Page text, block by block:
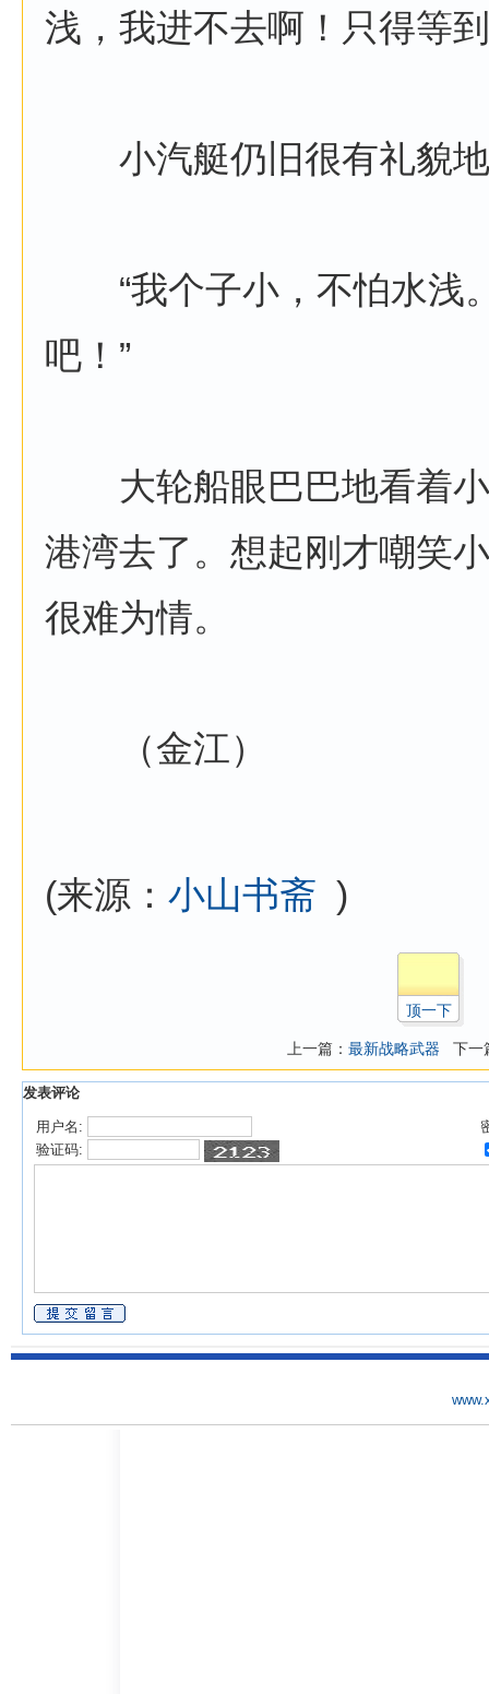
浅，我进不去啊！只得等
小汽艇仍旧很有礼貌
“我个子小，不怕水浅
吧！”
大轮船眼巴巴地看着小
港湾去了。想起刚才嘲笑
很难为情。
（金江）
(来源： 小山书斋 )
顶一下
上一篇： 最新战略武器 下一
发表评论
用户名:
验证码: